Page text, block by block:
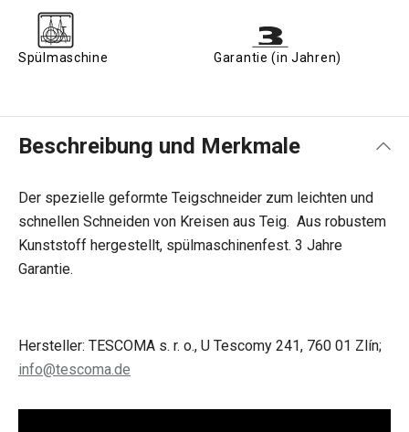
Spülmaschine Garantie (in Jahren)
Beschreibung und Merkmale
Der spezielle geformte Teigschneider zum leichten und
schnellen Schneiden von Kreisen aus Teig. Aus robustem
Kunststoff hergestellt, spülmaschinenfest. 3 Jahre
Garantie.
Hersteller: TESCOMA s. r. o., U Tescomy 241, 760 01 Zlín;
info@tescoma.de